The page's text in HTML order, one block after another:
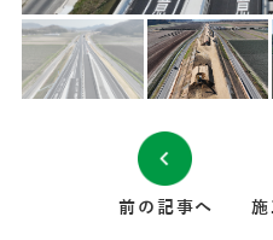
前の記事へ